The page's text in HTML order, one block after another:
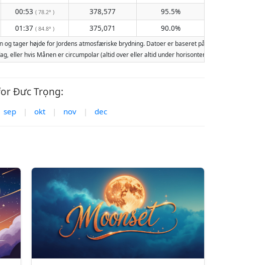
00:53 ( 78.2° ) 378,577
95.5%
01:37 ( 84.8° ) 375,071 90.0%
tager højde for Jordens atmosfæriske brydning. Datoer er baseret på den gregorianske
eller hvis Månen er circumpolar (altid over eller altid under horisonten). To måneopgange
Đưc Trọng:
sep | okt | nov | dec